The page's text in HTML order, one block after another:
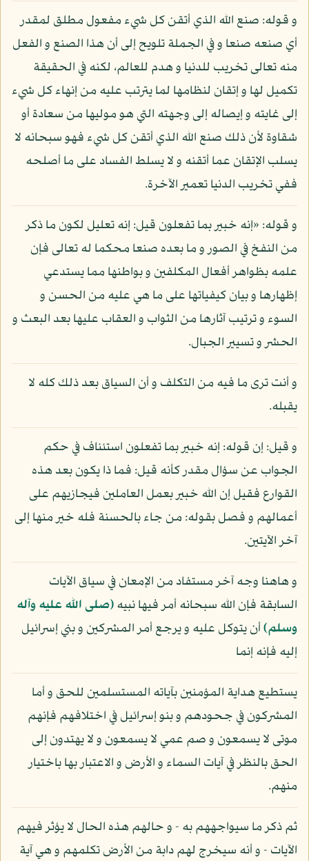
و قوله: صنع الله الذي أتقن كل شيء مفعول مطلق لمقدر
أي صنعه صنعا و في الجملة تلويح إلى أن هذا الصنع و الفعل
منه تعالى تخريب للدنيا و هدم للعالم، لكنه في الحقيقة
تكميل لها و إتقان لنظامها لما يترتب عليه من إنهاء كل شيء
إلى غايته و إيصاله إلى وجهته التي هو موليها من سعادة أو
شقاوة لأن ذلك صنع الله الذي أتقن كل شيء فهو سبحانه لا
يسلب الإتقان عما أتقنه و لا يسلط الفساد على ما أصلحه
ففي تخريب الدنيا تعمير الآخرة.
و قوله: «إنه خبير بما تفعلون قيل: إنه تعليل لكون ما ذكر
من النفخ في الصور و ما بعده صنعا محكما له تعالى فإن
علمه بظواهر أفعال المكلفين و بواطنها مما يستدعي
إظهارها و بيان كيفياتها على ما هي عليه من الحسن و
السوء و ترتيب آثارها من الثواب و العقاب عليها بعد البعث و
الحشر و تسيير الجبال.
و أنت ترى ما فيه من التكلف و أن السياق بعد ذلك كله لا
يقبله.
و قيل: إن قوله: إنه خبير بما تفعلون استئناف في حكم
الجواب عن سؤال مقدر كأنه قيل: فما ذا يكون بعد هذه
القوارع فقيل إن الله خبير بعمل العاملين فيجازيهم على
أعمالهم و فصل بقوله: من جاء بالحسنة فله خير منها إلى
آخر الآيتين.
و هاهنا وجه آخر مستفاد من الإمعان في سياق الآيات
السابقة فإن الله سبحانه أمر فيها نبيه(صلى الله عليه وآله
وسلم)أن يتوكل عليه و يرجع أمر المشركين و بني إسرائيل
إليه فإنه إنما
يستطيع هداية المؤمنين بآياته المستسلمين للحق و أما
المشركون في جحودهم و بنو إسرائيل في اختلافهم فإنهم
موتى لا يسمعون و صم عمي لا يسمعون و لا يهتدون إلى
الحق بالنظر في آيات السماء و الأرض و الاعتبار بها باختيار
منهم.
ثم ذكر ما سيواجههم به - و حالهم هذه الحال لا يؤثر فيهم
الآيات - و أنه سيخرج لهم دابة من الأرض تكلمهم و هي آية